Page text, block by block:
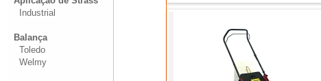
Industrial
Balança
Toledo
Welmy